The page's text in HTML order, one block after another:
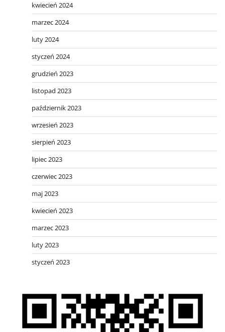
kwiecień 2024
marzec 2024
luty 2024
styczeń 2024
grudzień 2023
listopad 2023
październik 2023
wrzesień 2023
sierpień 2023
lipiec 2023
czerwiec 2023
maj 2023
kwiecień 2023
marzec 2023
luty 2023
styczeń 2023